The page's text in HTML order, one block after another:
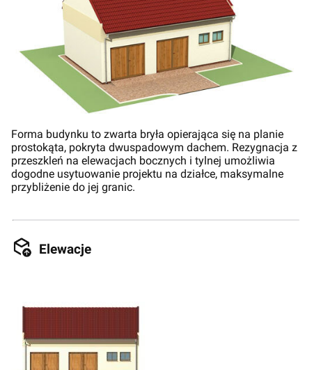
Forma budynku to zwarta bryła opierająca się na planie
prostokąta, pokryta dwuspadowym dachem. Rezygnacja z
przeszkleń na elewacjach bocznych i tylnej umożliwia
dogodne usytuowanie projektu na działce, maksymalne
przybliżenie do jej granic.
Elewacje